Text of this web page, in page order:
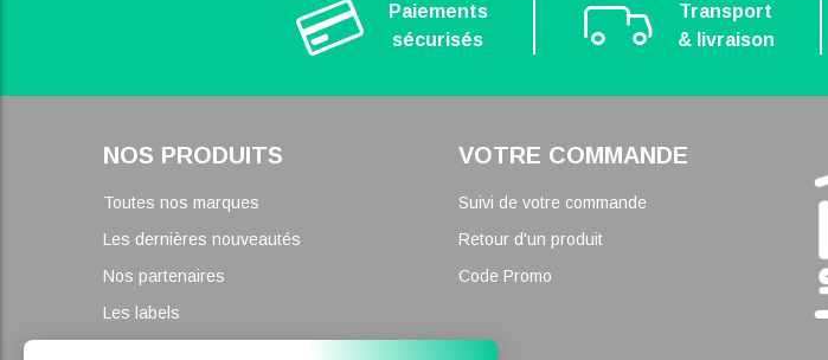
Paiements
sécurisés
Transport
& livraison
NOS PRODUITS
Toutes nos marques
Les dernières nouveautés
Nos partenaires
Les labels
VOTRE COMMANDE
Suivi de votre commande
Retour d'un produit
Code Promo